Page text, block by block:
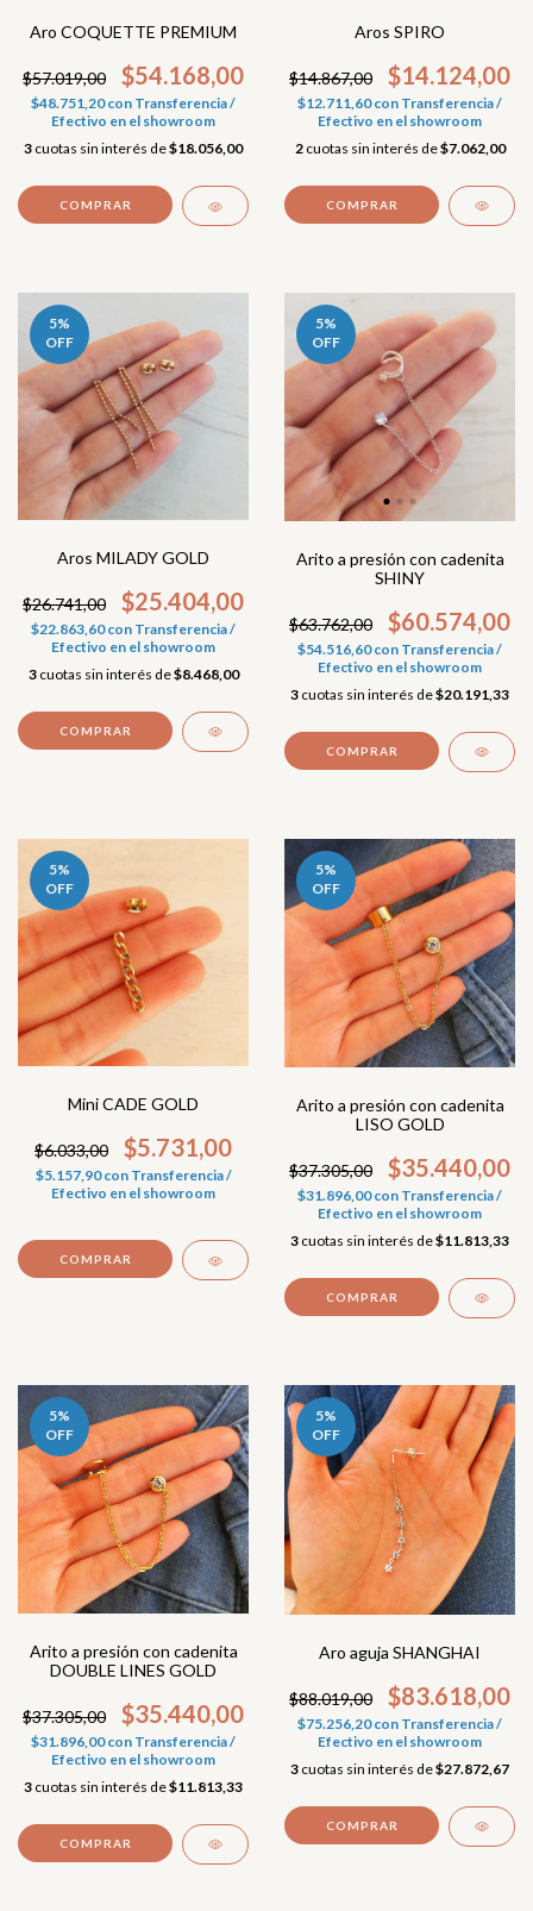
Aro COQUETTE PREMIUM
$57.019,00 $54.168,00
$48.751,20con Transferencia /
Efectivo en el showroom
3 cuotas sin interés de$18.056,00
Aros SPIRO
$14.867,00 $14.124,00
$12.711,60con Transferencia /
Efectivo en el showroom
2 cuotas sin interés de$7.062,00
5%
OFF
Aros MILADY GOLD
$26.741,00 $25.404,00
$22.863,60con Transferencia /
Efectivo en el showroom
3 cuotas sin interés de$8.468,00
5%
OFF
Arito a presión con cadenita
SHINY
$63.762,00 $60.574,00
$54.516,60con Transferencia /
Efectivo en el showroom
3 cuotas sin interés de$20.191,33
5%
OFF
Mini CADE GOLD
$6.033,00 $5.731,00
$5.157,90con Transferencia /
Efectivo en el showroom
5%
OFF
Arito a presión con cadenita
LISO GOLD
$37.305,00 $35.440,00
$31.896,00con Transferencia /
Efectivo en el showroom
3 cuotas sin interés de$11.813,33
5%
OFF
Arito a presión con cadenita
DOUBLE LINES GOLD
$37.305,00 $35.440,00
$31.896,00con Transferencia /
Efectivo en el showroom
3 cuotas sin interés de$11.813,33
5%
OFF
Aro aguja SHANGHAI
$88.019,00 $83.618,00
$75.256,20con Transferencia /
Efectivo en el showroom
3 cuotas sin interés de$27.872,67